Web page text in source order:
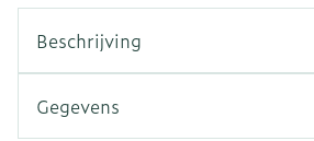
Beschrijving
Gegevens